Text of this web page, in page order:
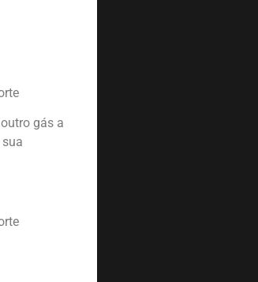
gás a